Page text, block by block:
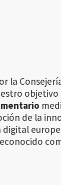
la
objetivo
de la